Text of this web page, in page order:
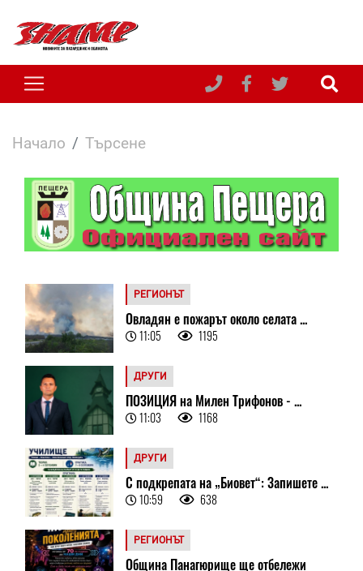
Начало Търсене
РЕГИОНЪТ
Овладян е пожарът около селата ...
11:05 1195
ДРУГИ
ПОЗИЦИЯ на Милен Трифонов - ...
11:03 1168
ДРУГИ
С подкрепата на „Биовет“: Запишете ...
10:59 638
РЕГИОНЪТ
Община Панагюрище ще отбележи